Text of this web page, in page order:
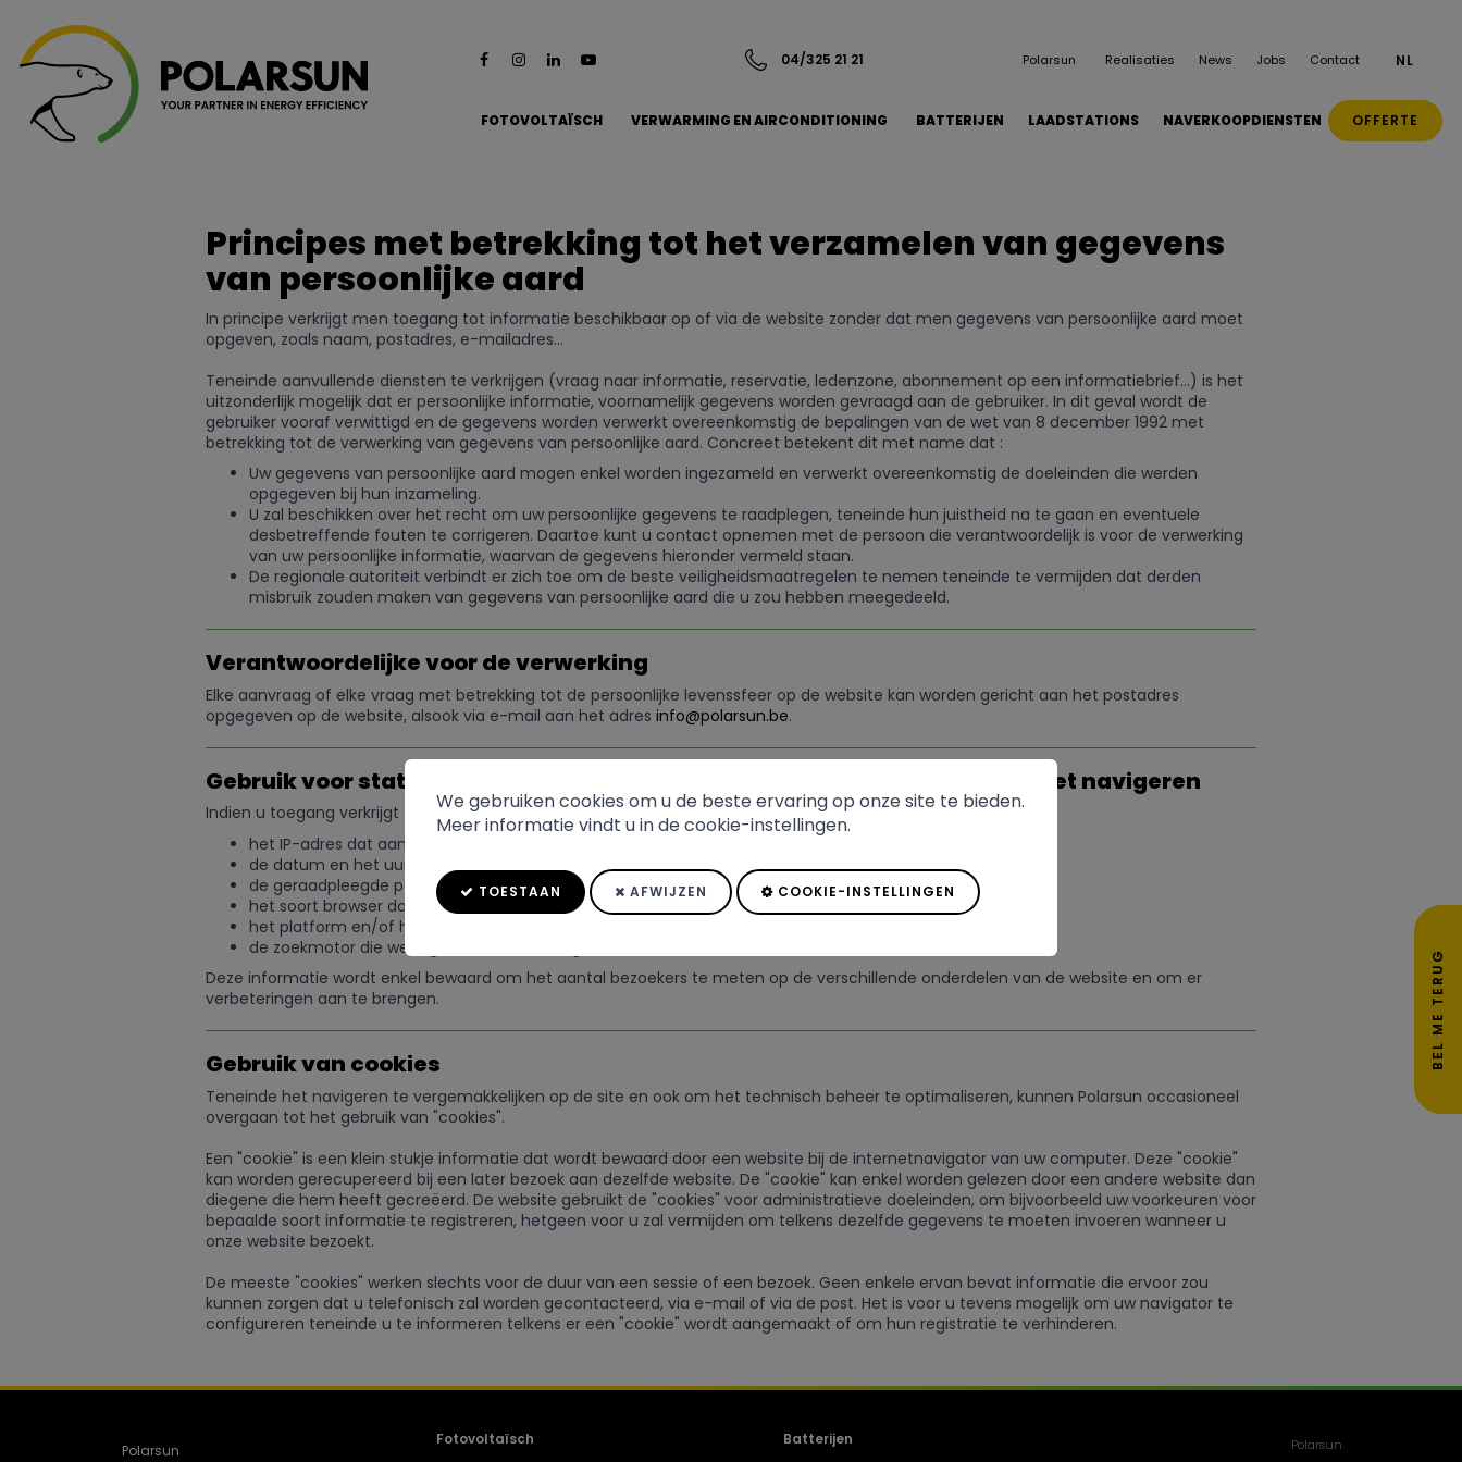
BEL ME TERUG
04/325 21 21 Polarsun Realisaties News Jobs Contact NL
FOTOVOLTAÏSCH VERWARMING EN AIRCONDITIONING BATTERIJEN LAADSTATIONS NAVERKOOPDIENSTEN OFFERTE
Principes met betrekking tot het verzamelen van gegevens
van persoonlijke aard
In principe verkrijgt men toegang tot informatie beschikbaar op of via de website zonder dat men gegevens van persoonlijke aard moet
opgeven, zoals naam, postadres, e-mailadres...
Teneinde aanvullende diensten te verkrijgen (vraag naar informatie, reservatie, ledenzone, abonnement op een informatiebrief…) is het
uitzonderlijk mogelijk dat er persoonlijke informatie, voornamelijk gegevens worden gevraagd aan de gebruiker. In dit geval wordt de
gebruiker vooraf verwittigd en de gegevens worden verwerkt overeenkomstig de bepalingen van de wet van 8 december 1992 met
betrekking tot de verwerking van gegevens van persoonlijke aard. Concreet betekent dit met name dat :
Uw gegevens van persoonlijke aard mogen enkel worden ingezameld en verwerkt overeenkomstig de doeleinden die werden
opgegeven bij hun inzameling.
U zal beschikken over het recht om uw persoonlijke gegevens te raadplegen, teneinde hun juistheid na te gaan en eventuele
desbetreffende fouten te corrigeren. Daartoe kunt u contact opnemen met de persoon die verantwoordelijk is voor de verwerking
van uw persoonlijke informatie, waarvan de gegevens hieronder vermeld staan.
De regionale autoriteit verbindt er zich toe om de beste veiligheidsmaatregelen te nemen teneinde te vermijden dat derden
misbruik zouden maken van gegevens van persoonlijke aard die u zou hebben meegedeeld.
Verantwoordelijke voor de verwerking
Elke aanvraag of elke vraag met betrekking tot de persoonlijke levenssfeer op de website kan worden gericht aan het postadres
opgegeven op de website, alsook via e-mail aan het adres info@polarsun.be.
Gebruik voor statistische doeleinden van informatie met betrekking tot het navigeren
Indien u toegang verkrijgt tot de website, dan verzamelen de servers automatisch de volgende gegevens :
het IP-adres dat aan u werd toegekend op het ogenblik van de verbinding;
de datum en het uur dat u naar de site surfte;
de geraadpleegde pagina’s;
het soort browser dat werd gebruikt;
het platform en/of het exploitatiesysteem dat werd geïnstalleerd op de PC;
de zoekmotor die werd gebruikt alsook de gebruikte sleutelwoorden om de website te vinden.
Deze informatie wordt enkel bewaard om het aantal bezoekers te meten op de verschillende onderdelen van de website en om er
verbeteringen aan te brengen.
Gebruik van cookies
Teneinde het navigeren te vergemakkelijken op de site en ook om het technisch beheer te optimaliseren, kunnen Polarsun occasioneel
overgaan tot het gebruik van "cookies".
Een "cookie" is een klein stukje informatie dat wordt bewaard door een website bij de internetnavigator van uw computer. Deze "cookie"
kan worden gerecupereerd bij een later bezoek aan dezelfde website. De "cookie" kan enkel worden gelezen door een andere website dan
diegene die hem heeft gecreëerd. De website gebruikt de "cookies" voor administratieve doeleinden, om bijvoorbeeld uw voorkeuren voor
bepaalde soort informatie te registreren, hetgeen voor u zal vermijden om telkens dezelfde gegevens te moeten invoeren wanneer u
onze website bezoekt.
De meeste "cookies" werken slechts voor de duur van een sessie of een bezoek. Geen enkele ervan bevat informatie die ervoor zou
kunnen zorgen dat u telefonisch zal worden gecontacteerd, via e-mail of via de post. Het is voor u tevens mogelijk om uw navigator te
configureren teneinde u te informeren telkens er een "cookie" wordt aangemaakt of om hun registratie te verhinderen.
Polarsun
Fotovoltaïsch
Batterijen Polarsun
We gebruiken cookies om u de beste ervaring op onze site te bieden.
Meer informatie vindt u in de cookie-instellingen.
TOESTAAN AFWIJZEN COOKIE-INSTELLINGEN